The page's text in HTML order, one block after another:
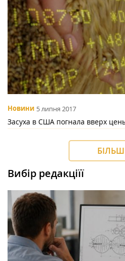
Новини 5 липня 2017
Засуха в США погнала вверх
Вибір редакціїї